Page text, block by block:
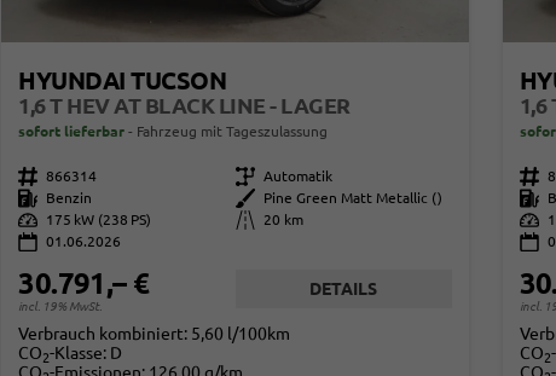
HYUNDAI TUCSON
1,6 T HEV AT BLACK LINE - LAGER
sofort lieferbar Fahrzeug mit Tageszulassung
Fahrzeugnr. 866314 Getriebe Automatik
Kraftstoff
Benzin Außenfarbe
Pine Green Matt Metallic ()
Leistung
175 kW (238 PS) Kilometerstand
20 km
01.06.2026
30.791,– €
incl. 19% MwSt.
DETAILS
Verbrauch kombiniert: 5,60 l/100km
CO2-Klasse: D
1,6
Fahrzeugnr.
Kraftstoff
Leistung
incl.
CO2